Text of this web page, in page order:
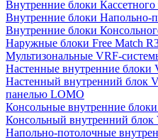
Внутренние блоки Кассетного
Внутренние блоки Напольно-
Внутренние блоки
Наружные блоки Free Match
Мультизональные VRF-
Настенные внутренние блоки
Настенный внутренний блок
панелью LOMO
Консольные внутренние
Консольный внутренний
Напольно-потолочные